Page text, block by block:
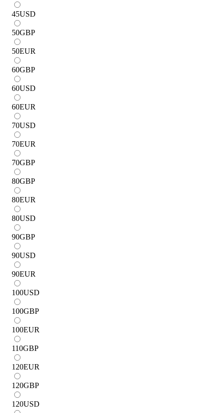
45USD
50GBP
50EUR
60GBP
60USD
60EUR
70USD
70EUR
70GBP
80GBP
80EUR
80USD
90GBP
90USD
90EUR
100USD
100GBP
100EUR
110GBP
120EUR
120GBP
120USD